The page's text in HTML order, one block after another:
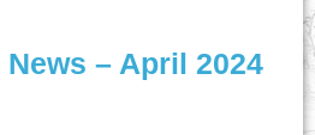
– April 2024